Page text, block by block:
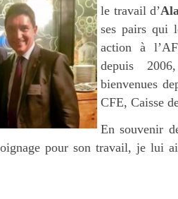
le travail d’
ses pairs qui
action à
depuis
bienvenues
CFE, Caisse
En souvenir
pour son travail, je lui